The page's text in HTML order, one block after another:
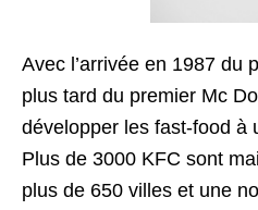
Avec l’arrivée en 1987 du
plus tard du premier Mc
développer les fast-food à
Plus de 3000 KFC sont
plus de 650 villes et une